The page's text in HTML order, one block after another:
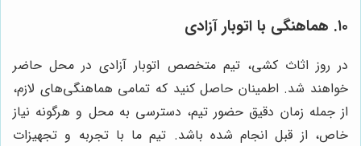
۱۰. هماهنگی با اتوبار آزادی
در روز اثاث کشی، تیم متخصص اتوبار آزادی در محل حاضر
خواهند شد. اطمینان حاصل کنید که تمامی هماهنگی‌های لازم،
از جمله زمان دقیق حضور تیم، دسترسی به محل و هرگونه نیاز
خاص، از قبل انجام شده باشد. تیم ما با تجربه و تجهیزات